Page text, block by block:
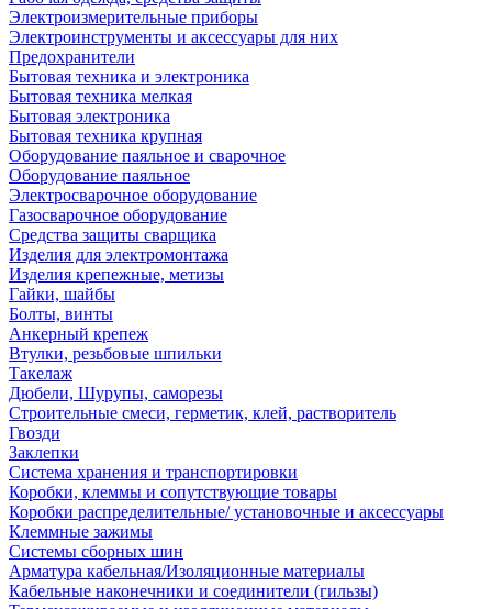
Электроизмерительные приборы
Электроинструменты и аксессуары для них
Предохранители
Бытовая техника и электроника
Бытовая техника мелкая
Бытовая электроника
Бытовая техника крупная
Оборудование паяльное и сварочное
Оборудование паяльное
Электросварочное оборудование
Газосварочное оборудование
Средства защиты сварщика
Изделия для электромонтажа
Изделия крепежные, метизы
Гайки, шайбы
Болты, винты
Анкерный крепеж
Втулки, резьбовые шпильки
Такелаж
Дюбели, Шурупы, саморезы
Строительные смеси, герметик, клей, растворитель
Гвозди
Заклепки
Система хранения и транспортировки
Коробки, клеммы и сопутствующие товары
Коробки распределительные/ установочные и аксессуары
Клеммные зажимы
Системы сборных шин
Арматура кабельная/Изоляционные материалы
Кабельные наконечники и соединители (гильзы)